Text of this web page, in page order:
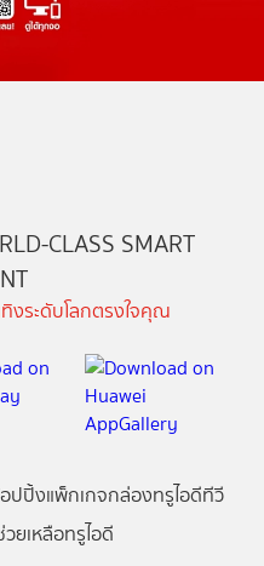
CLASS SMART
งระดับโลกตรงใจคุณ
ปปิ้งแพ็กเกจกล่องทรูไอดีทีวี
ยเหลือทรูไอดี